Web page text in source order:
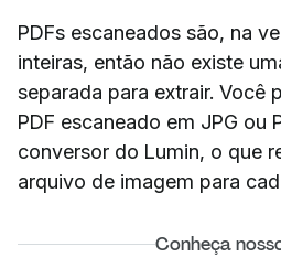
PDFs escaneados são, na
inteiras, então não existe
separada para extrair. Você
PDF escaneado em JPG ou
conversor do Lumin, o que
arquivo de imagem para
Conheça